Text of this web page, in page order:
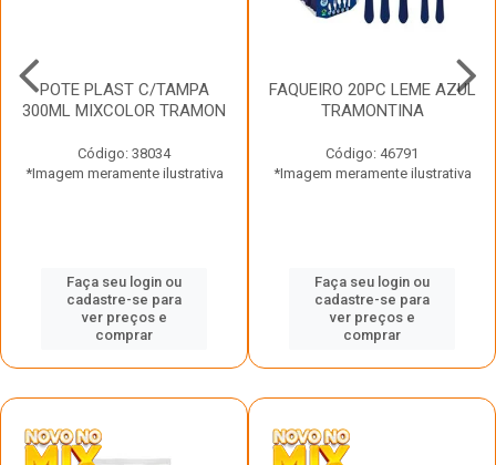
POTE PLAST C/TAMPA
300ML MIXCOLOR TRAMON
Código: 38034
*Imagem meramente ilustrativa
Faça seu login ou
cadastre-se para
ver preços e
comprar
FAQUEIRO 20PC LEME AZUL
TRAMONTINA
Código: 46791
*Imagem meramente ilustrativa
Faça seu login ou
cadastre-se para
ver preços e
comprar